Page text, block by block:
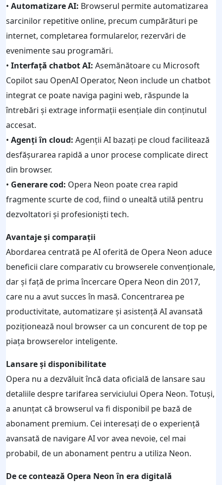
• Automatizare AI: Browserul permite automatizarea
sarcinilor repetitive online, precum cumpărături pe
internet, completarea formularelor, rezervări de
evenimente sau programări.
• Interfață chatbot AI: Asemănătoare cu Microsoft
Copilot sau OpenAI Operator, Neon include un chatbot
integrat ce poate naviga pagini web, răspunde la
întrebări și extrage informații esențiale din conținutul
accesat.
• Agenți în cloud: Agenții AI bazați pe cloud facilitează
desfășurarea rapidă a unor procese complicate direct
din browser.
• Generare cod: Opera Neon poate crea rapid
fragmente scurte de cod, fiind o unealtă utilă pentru
dezvoltatori și profesioniști tech.
Avantaje și comparații
Abordarea centrată pe AI oferită de Opera Neon aduce
beneficii clare comparativ cu browserele convenționale,
dar și față de prima încercare Opera Neon din 2017,
care nu a avut succes în masă. Concentrarea pe
productivitate, automatizare și asistență AI avansată
poziționează noul browser ca un concurent de top pe
piața browserelor inteligente.
Lansare și disponibilitate
Opera nu a dezvăluit încă data oficială de lansare sau
detaliile despre tarifarea serviciului Opera Neon. Totuși,
a anunțat că browserul va fi disponibil pe bază de
abonament premium. Cei interesați de o experiență
avansată de navigare AI vor avea nevoie, cel mai
probabil, de un abonament pentru a utiliza Neon.
De ce contează Opera Neon în era digitală